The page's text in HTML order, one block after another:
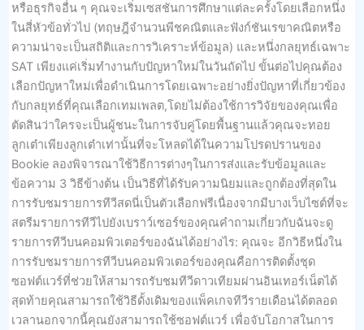
หรือธุรกิจอื่น ๆ คุณจะเริ่มเซสชันการศึกษาแต่ละครั้งโดยเลือกหนึ่ง
ในสี่หัวข้อทั่วไป (ทฤษฎีจำนวนพีชคณิตและฟังก์ชันเรขาคณิตหรือ
ความน่าจะเป็นสถิติและการวิเคราะห์ข้อมูล) และหนึ่งกลยุทธ์เฉพาะ
SAT เพียงแค่เริ่มทำงานกับปัญหาใหม่ในวันถัดไป ขั้นต่อไปคุณต้อง
เลือกปัญหาใหม่เพื่อดำเนินการโดยเฉพาะอย่างยิ่งปัญหาที่เกี่ยวข้อง
กับกลยุทธ์ที่คุณเลือกเทมเพลต,โดยไม่ต้องใช้การวิจัยของคุณเพื่อ
ตัดสินว่าใครจะเป็นผู้ชนะในการจับคู่โดยพื้นฐานแล้วคุณจะทอย
ลูกเต๋าเพียงลูกเต๋าเท่านั้นที่จะโหลดได้ในความโปรดปรานของ
Bookie ลองพิจารณาใช้วิธีการต่างๆในการส่งและรับข้อมูลและ
ข้อความ 3 วิธีข้างต้น เป็นวิธีที่ได้รับความนิยมและถูกต้องที่สุดใน
การรับชมรายการทีวีสดนี่เป็นตัวเลือกฟรีเนื่องจากมีบางเว็บไซต์ที่จะ
สตรีมรายการทีวีไปยังเบราว์เซอร์ของคุณคำถามเกี่ยวกับฉันจะดู
รายการทีวีบนคอมพิวเตอร์ของฉันได้อย่างไร: คุณจะ อีกวิธีหนึ่งใน
การรับชมรายการทีวีบนคอมพิวเตอร์ของคุณคือการติดตั้งชุด
ซอฟต์แวร์ที่ช่วยให้สามารถรับชมทีวีดาวเทียมผ่านอินเทอร์เน็ตได้
สุดท้ายคุณสามารถใช้วิธีดั้งเดิมของแพ็คเกจทีวีรายเดือนได้ตลอด
เวลานอกจากนี้คุณยังสามารถใช้ซอฟต์แวร์ เพื่อจับโอกาสในการ